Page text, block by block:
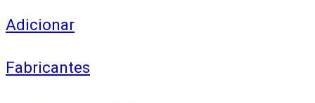
Adicionar
Fabricantes